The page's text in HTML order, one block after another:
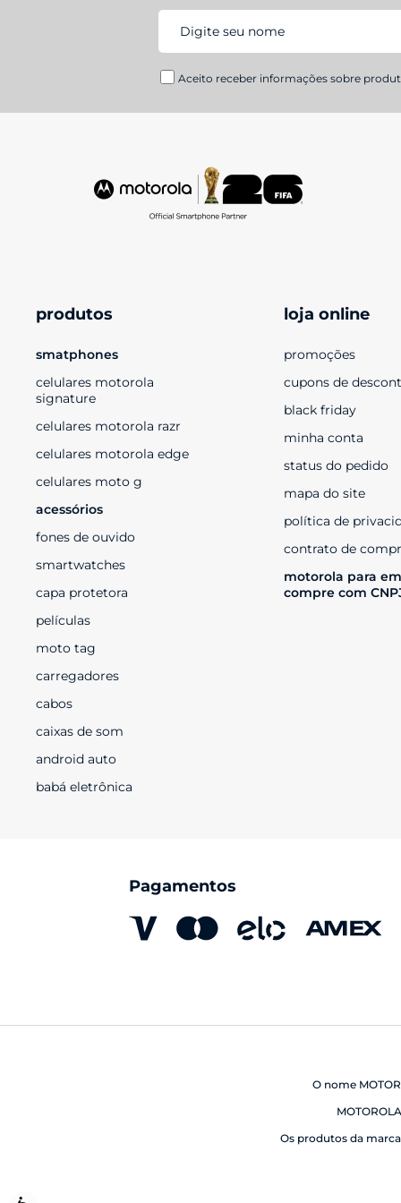
Aceito receber informações sobre
produtos
smatphones
celulares motorola
signature
celulares motorola razr
celulares motorola edge
celulares moto g
acessórios
fones de ouvido
smartwatches
capa protetora
películas
moto tag
carregadores
cabos
caixas de som
android auto
babá eletrônica
loja online
promoções
cupons de
black friday
minha conta
status do pedido
mapa do site
política de
contrato de
motorola para
compre com
Pagamentos
O nome
Os produtos da